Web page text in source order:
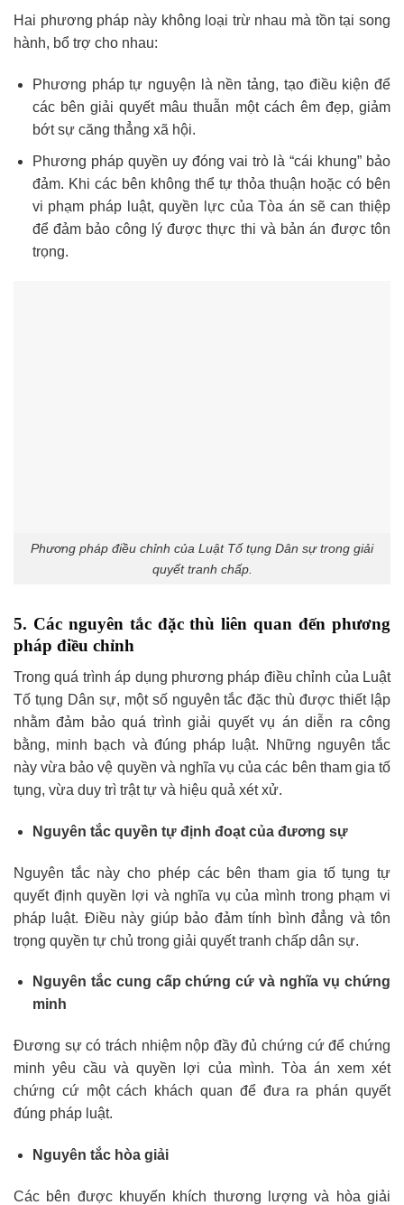
Hai phương pháp này không loại trừ nhau mà tồn tại song
hành, bổ trợ cho nhau:
Phương pháp tự nguyện là nền tảng, tạo điều kiện để
các bên giải quyết mâu thuẫn một cách êm đẹp, giảm
bớt sự căng thẳng xã hội.
Phương pháp quyền uy đóng vai trò là “cái khung” bảo
đảm. Khi các bên không thể tự thỏa thuận hoặc có bên
vi phạm pháp luật, quyền lực của Tòa án sẽ can thiệp
để đảm bảo công lý được thực thi và bản án được tôn
trọng.
Phương pháp điều chỉnh của Luật Tố tụng Dân sự trong giải
quyết tranh chấp.
5. Các nguyên tắc đặc thù liên quan đến phương
pháp điều chỉnh
Trong quá trình áp dụng phương pháp điều chỉnh của Luật
Tố tụng Dân sự, một số nguyên tắc đặc thù được thiết lập
nhằm đảm bảo quá trình giải quyết vụ án diễn ra công
bằng, minh bạch và đúng pháp luật. Những nguyên tắc
này vừa bảo vệ quyền và nghĩa vụ của các bên tham gia tố
tụng, vừa duy trì trật tự và hiệu quả xét xử.
Nguyên tắc quyền tự định đoạt của đương sự
Nguyên tắc này cho phép các bên tham gia tố tụng tự
quyết định quyền lợi và nghĩa vụ của mình trong phạm vi
pháp luật. Điều này giúp bảo đảm tính bình đẳng và tôn
trọng quyền tự chủ trong giải quyết tranh chấp dân sự.
Nguyên tắc cung cấp chứng cứ và nghĩa vụ chứng
minh
Đương sự có trách nhiệm nộp đầy đủ chứng cứ để chứng
minh yêu cầu và quyền lợi của mình. Tòa án xem xét
chứng cứ một cách khách quan để đưa ra phán quyết
đúng pháp luật.
Nguyên tắc hòa giải
Các bên được khuyến khích thương lượng và hòa giải